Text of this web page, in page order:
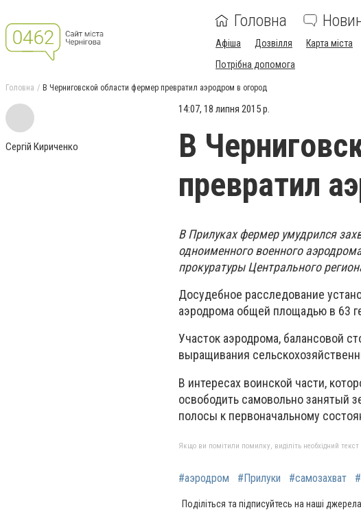
Головна
Афіша Дозвілля Карта міста
Потрібна допомога
Головна В Черниговской области фермер превратил аэродром в огород
Сергій Кириченко
14:07, 18 липня 2015 р.
В
превратил
В Прилуках фермер умудрился
одноименного военного
прокуратуры Центрального
Досудебное расследование
аэродрома общей площадью в 63
Участок аэродрома, балансовой
выращивания
В интересах воинской части,
освободить самовольно занятый
полосы к первоначальному
Якщо ви помітили помилку, виділіть необхідний
#аэродром #Прилуки #самозахват
Поділіться та підписуйтесь на наші джерела